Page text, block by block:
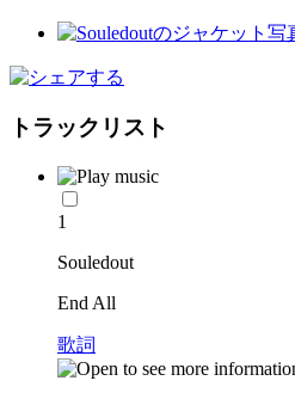
トラックリスト
1
Souledout
End All
歌詞